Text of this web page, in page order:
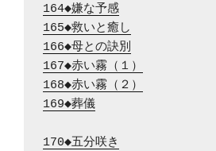
164◆嫌な予感
165◆救いと癒し
166◆母との訣別
167◆赤い霧（１）
168◆赤い霧（２）
169◆葬儀
170◆五分咲き